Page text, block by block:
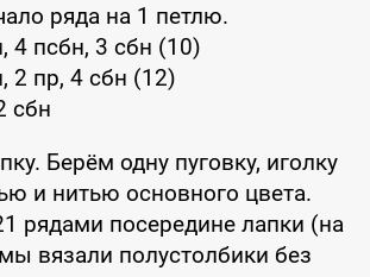
ряда на 1 петлю.
4 псбн, 3 сбн (10)
2 пр, 4 сбн (12)
сбн
Берём одну пуговку, иголку
и нитью основного цвета.
рядами посередине лапки (на
вязали полустолбики без